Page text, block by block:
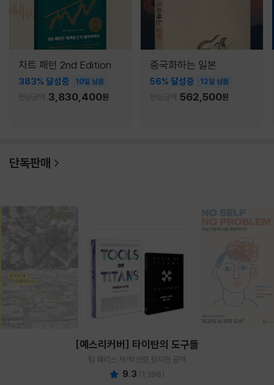
차트 패턴 2nd Edition
383% 달성중 10일 남음
펀딩금액 3,830,400원
중국화하는 일본
56% 달성중 12일 남음
펀딩금액 562,500원
단독판매
[예스리커버] 타이탄의 도구들
팀 페리스 저/박선령,정지현 공역
9.3 (1,396)